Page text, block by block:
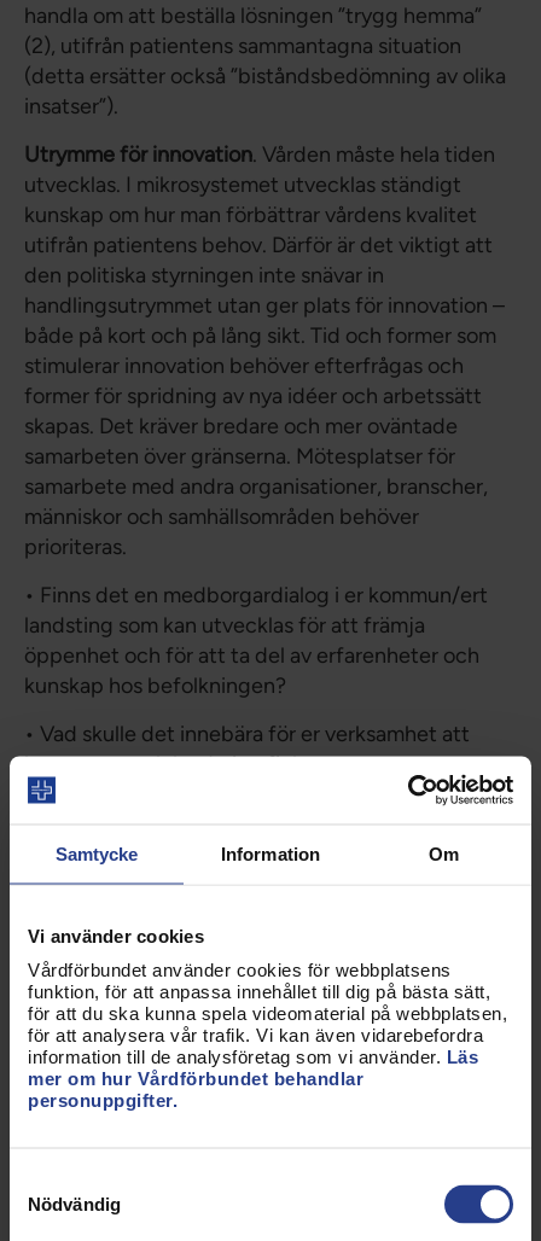
Samtycke Information Om
Vi använder cookies
Vårdförbundet använder cookies för webbplatsens
funktion, för att anpassa innehållet till dig på bästa sätt,
för att du ska kunna spela videomaterial på webbplatsen,
för att analysera vår trafik. Vi kan även vidarebefordra
information till de analysföretag som vi använder. Läs
mer om hur Vårdförbundet behandlar
personuppgifter.
Nödvändig
handla om att beställa lösningen ”trygg hemma”
(2), utifrån patientens sammantagna situation
(detta ersätter också ”biståndsbedömning av olika
insatser”).
Utrymme för innovation. Vården måste hela tiden
utvecklas. I mikrosystemet utvecklas ständigt
kunskap om hur man förbättrar vårdens kvalitet
utifrån patientens behov. Därför är det viktigt att
den politiska styrningen inte snävar in
handlingsutrymmet utan ger plats för innovation –
både på kort och på lång sikt. Tid och former som
stimulerar innovation behöver efterfrågas och
former för spridning av nya idéer och arbetssätt
skapas. Det kräver bredare och mer oväntade
samarbeten över gränserna. Mötesplatser för
samarbete med andra organisationer, branscher,
människor och samhällsområden behöver
prioriteras.
• Finns det en medborgardialog i er kommun/ert
landsting som kan utvecklas för att främja
öppenhet och för att ta del av erfarenheter och
kunskap hos befolkningen?
• Vad skulle det innebära för er verksamhet att
kommuner och landsting fick ett gemensamt
ansvar för en sammanhållen vård för patienter med
• På vilket sätt kan den politiska styrningen
(2) Som exempel se slutrapport till SKL om
hemgång i Ronneby”.
Ersättningssystem – skapa grundtrygghet och
förutsättningar för innovation
Ersättningssystemens utformning är viktig för att
utrymme för att lyssna på berättelsen i vårdmötet